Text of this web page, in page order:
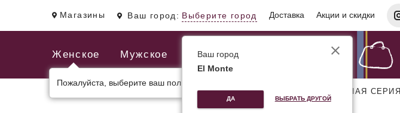
Магазины Ваш город: Выберите город Доставка Акции и скидки
Женское Мужское
Пожалуйста, выберите ваш пол.
МУЖСКИЕ И ДЕЛОВЫЕ СУМКИ ДОРОЖНАЯ СЕРИЯ
Ваш город
El Monte
ДА ВЫБРАТЬ ДРУГОЙ